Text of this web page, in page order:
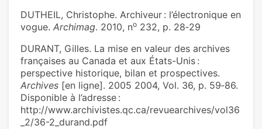
DUTHEIL, Christophe. Archiveur : l’électronique en
vogue. Archimag. 2010, no 232, p. 28‑29
DURANT, Gilles. La mise en valeur des archives
françaises au Canada et aux États-Unis :
perspective historique, bilan et prospectives.
Archives [en ligne]. 2005 2004, Vol. 36, p. 59‑86.
Disponible à l’adresse :
http://www.archivistes.qc.ca/revuearchives/vol36
_2/36-2_durand.pdf